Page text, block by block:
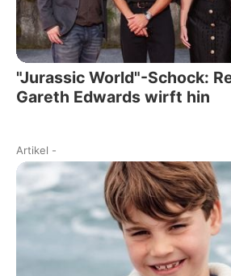
"Jurassic World"-Schock:
Gareth Edwards wirft hin
Artikel -